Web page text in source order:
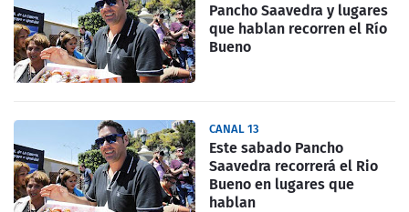
Pancho Saavedra y lugares
que hablan recorren el Río
Bueno
CANAL 13
Este sabado Pancho
Saavedra recorrerá el Rio
Bueno en lugares que
hablan